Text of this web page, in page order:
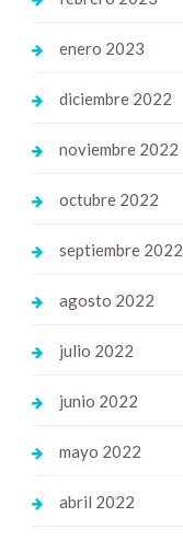
enero 2023
diciembre 2022
noviembre 2022
octubre 2022
septiembre 2022
agosto 2022
julio 2022
junio 2022
mayo 2022
abril 2022